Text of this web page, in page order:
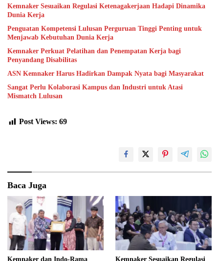
Kemnaker Sesuaikan Regulasi Ketenagakerjaan Hadapi Dinamika
Dunia Kerja
Penguatan Kompetensi Lulusan Perguruan Tinggi Penting untuk
Menjawab Kebutuhan Dunia Kerja
Kemnaker Perkuat Pelatihan dan Penempatan Kerja bagi
Penyandang Disabilitas
ASN Kemnaker Harus Hadirkan Dampak Nyata bagi Masyarakat
Sangat Perlu Kolaborasi Kampus dan Industri untuk Atasi
Mismatch Lulusan
Post Views: 69
Baca Juga
Kemnaker dan Indo-Rama Kemnaker Sesuaikan Regulasi